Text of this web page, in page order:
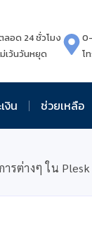
ลอด 24 ชั่วโมง
เว้นวันหยุด
โ
งิน ช่วยเหลือ
รต่างๆ ใน Plesk